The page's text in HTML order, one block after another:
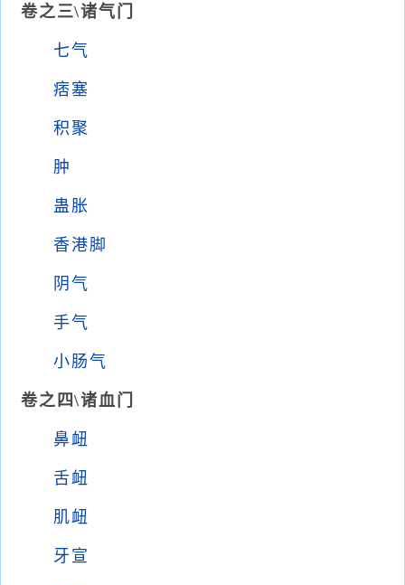
卷之三\诸气门
七气
痞塞
积聚
肿
蛊胀
香港脚
阴气
手气
小肠气
卷之四\诸血门
鼻衄
舌衄
肌衄
牙宣